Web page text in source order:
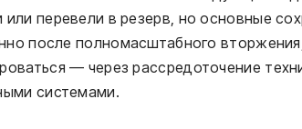
перевели в резерв, но основные
после полномасштабного
— через рассредоточение
системами.